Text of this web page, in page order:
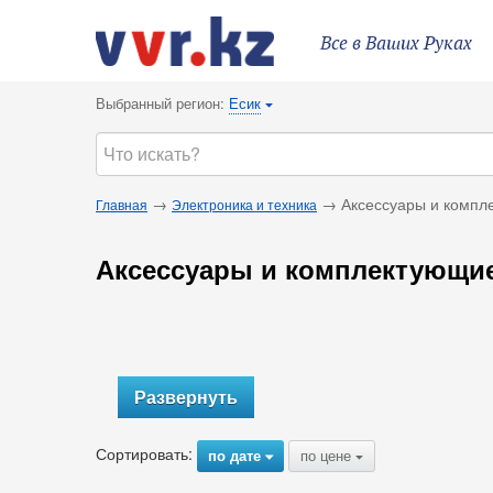
Все в Ваших Руках
Выбранный регион: Есик {
Главная → Электроника и техника → Аксессуары и
Аксессуары и
Развернуть
Сортировать: по дате{ по цене {